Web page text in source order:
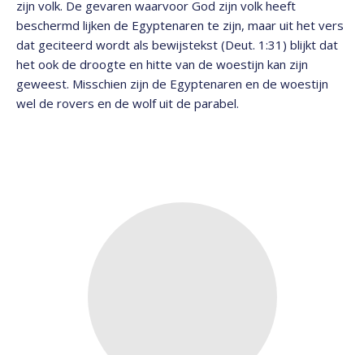
zijn volk. De gevaren waarvoor God zijn volk heeft
beschermd lijken de Egyptenaren te zijn, maar uit het vers
dat geciteerd wordt als bewijstekst (Deut. 1:31) blijkt dat
het ook de droogte en hitte van de woestijn kan zijn
geweest. Misschien zijn de Egyptenaren en de woestijn
wel de rovers en de wolf uit de parabel.